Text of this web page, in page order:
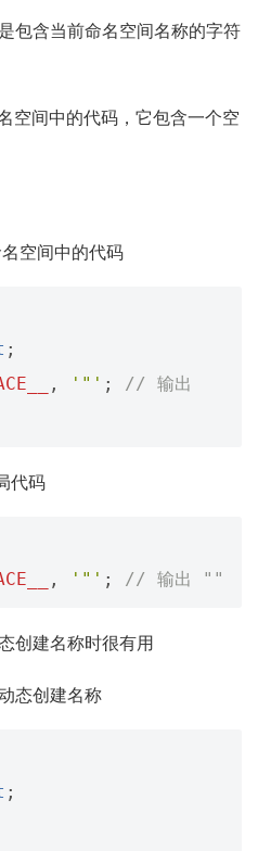
包含当前命名空间名称的字符
空间中的代码，它包含一个空
名空间中的代码
;
, '"' ;
// 输出
代码
, '"' ; // 输出 ""
创建名称时很有用
态创建名称
;